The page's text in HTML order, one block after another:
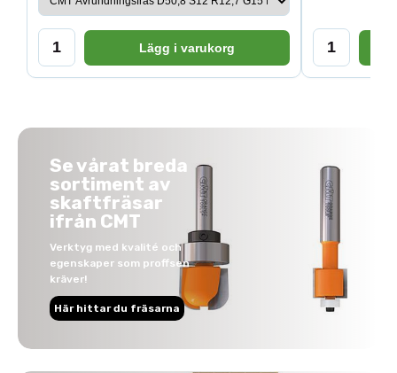
Lägg i varukorg
Se vårat breda
sortiment av
skaftfräsar
ifrån CMT
Verktyg med kvalité och
egenskaper som proffsen
kräver!
Här hittar du fräsarna